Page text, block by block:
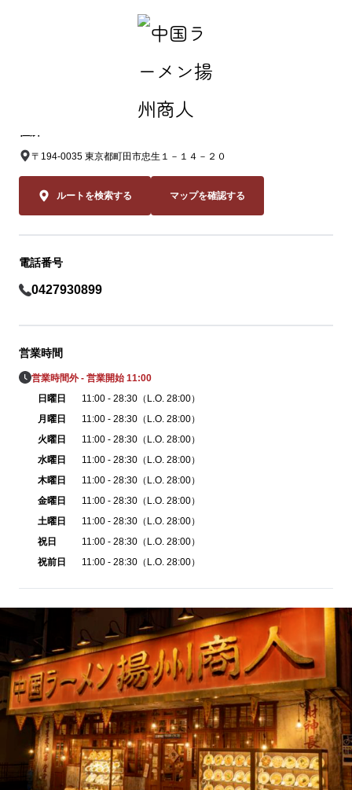
中国ラーメン揚州商人 町田忠生店
〒194-0035 東京都町田市忠生１－１４－２０
ルートを検索する マップを確認する
電話番号
0427930899
営業時間
営業時間外 - 営業開始 11:00
日曜日
11:00 - 28:30（L.O. 28:00）
月曜日
11:00 - 28:30（L.O. 28:00）
火曜日
11:00 - 28:30（L.O. 28:00）
水曜日
11:00 - 28:30（L.O. 28:00）
木曜日
11:00 - 28:30（L.O. 28:00）
金曜日
11:00 - 28:30（L.O. 28:00）
土曜日
11:00 - 28:30（L.O. 28:00）
祝日
11:00 - 28:30（L.O. 28:00）
祝前日
11:00 - 28:30（L.O. 28:00）